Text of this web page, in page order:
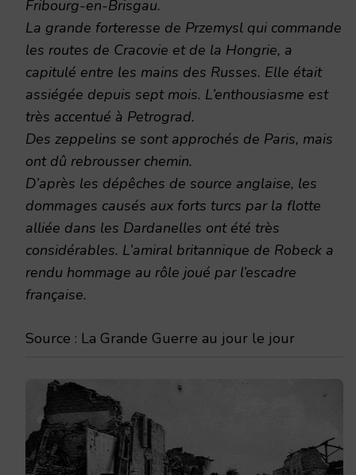
Fribourg-en-Brisgau.
La grande forteresse de Przemysl qui commande
les routes de Cracovie et de la Hongrie, a
capitulé entre les mains des Russes. Elle était
assiégée depuis sept mois. L’enthousiasme est
très accentué à Petrograd.
Des zeppelins se sont approchés de Paris, mais
ont dû rebrousser chemin.
D’après les dépêches de source anglaise, les
dommages causés aux forts turcs par la flotte
alliée dans les Dardanelles ont été très
considérables. L’amiral britannique de Robeck a
rendu hommage au rôle joué par l’escadre
française.
Source : La Grande Guerre au jour le jour